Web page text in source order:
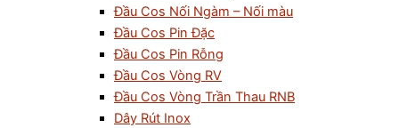
Đầu Cos Nối Ngàm – Nối màu
Đầu Cos Pin Đặc
Đầu Cos Pin Rỗng
Đầu Cos Vòng RV
Đầu Cos Vòng Trần Thau RNB
Dây Rút Inox